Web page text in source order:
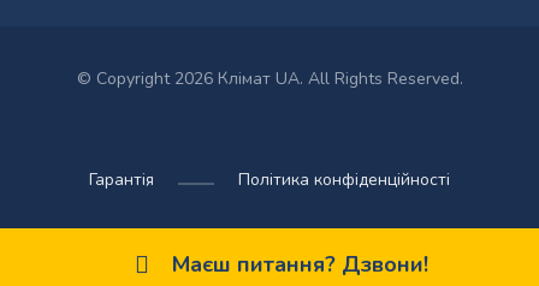
© Copyright 2026 Клімат UA. All Rights Reserved.
Політика конфіденційності
Гарантія
Маєш питання? Дзвони!